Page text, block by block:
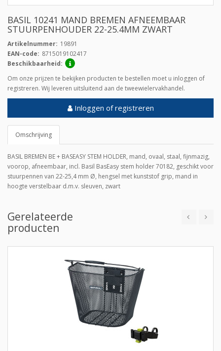
Omschrijving
BASIL BREMEN BE + BASEASY STEM HOLDER, mand, ovaal, staal, fijnmazig,
voorop, afneembaar, incl. Basil BasEasy stem holder 70182, geschikt voor
stuurpennen van 22-25,4 mm Ø, hengsel met kunststof grip, mand in
hoogte verstelbaar d.m.v. sleuven, zwart
BASIL 10241 MAND BREMEN AFNEEMBAAR
STUURPENHOUDER 22-25.4MM ZWART
Artikelnummer: 19891
EAN-code: 8715019102417
Beschikbaarheid:
Om onze prijzen te bekijken producten te bestellen moet u inloggen of
registreren. Wij leveren uitsluitend aan de tweewielervakhandel.
Inloggen of registreren
Gerelateerde
producten